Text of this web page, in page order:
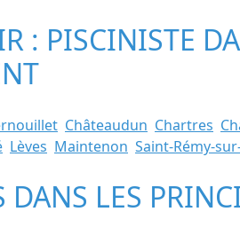
: PISCINISTE
Châteaudun Chartres
Lèves Maintenon Saint-Rémy-
DANS LES